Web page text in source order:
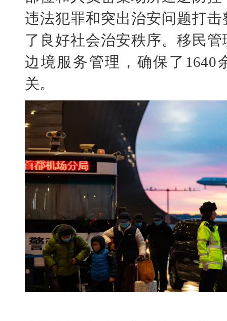
违法犯罪和突出治安问题打
了良好社会治安秩序。移民
边境服务管理，确保了1640
关。